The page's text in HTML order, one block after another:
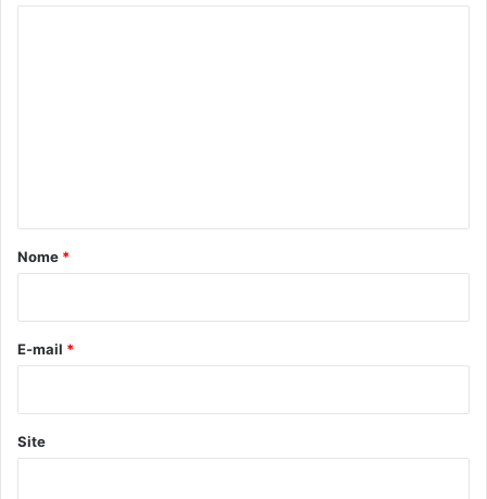
r
*
Nome *
E-mail *
Site